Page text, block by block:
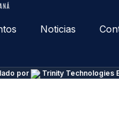
Noticias
por Trinity Technologies